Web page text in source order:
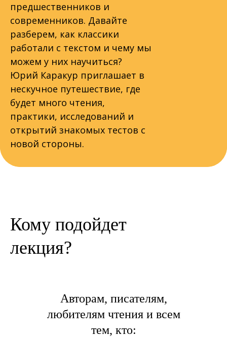
предшественников и
современников. Давайте
разберем, как классики
работали с текстом и чему мы
можем у них научиться?
Юрий Каракур приглашает в
нескучное путешествие, где
будет много чтения,
практики, исследований и
открытий знакомых тестов с
новой стороны.
Кому подойдет
лекция?
Авторам, писателям,
любителям чтения и всем
тем, кто: